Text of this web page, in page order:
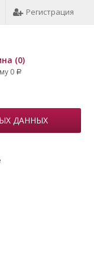
Регистрация
(0)
0 Р
ДАННЫХ